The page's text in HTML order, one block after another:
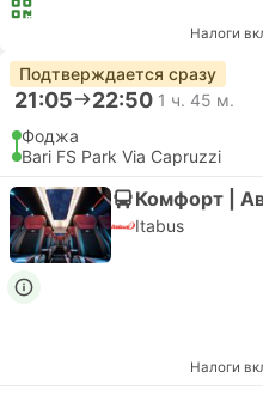
Налоги
Подтверждается сразу
21:05 22:50 1 ч. 45 м.
Фоджа
Bari FS Park Via Capruzzi
Комфорт |
Itabus
Налоги